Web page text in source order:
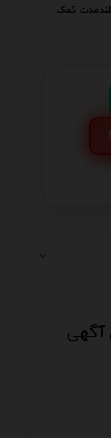
بلندمدت کمک
آگهی